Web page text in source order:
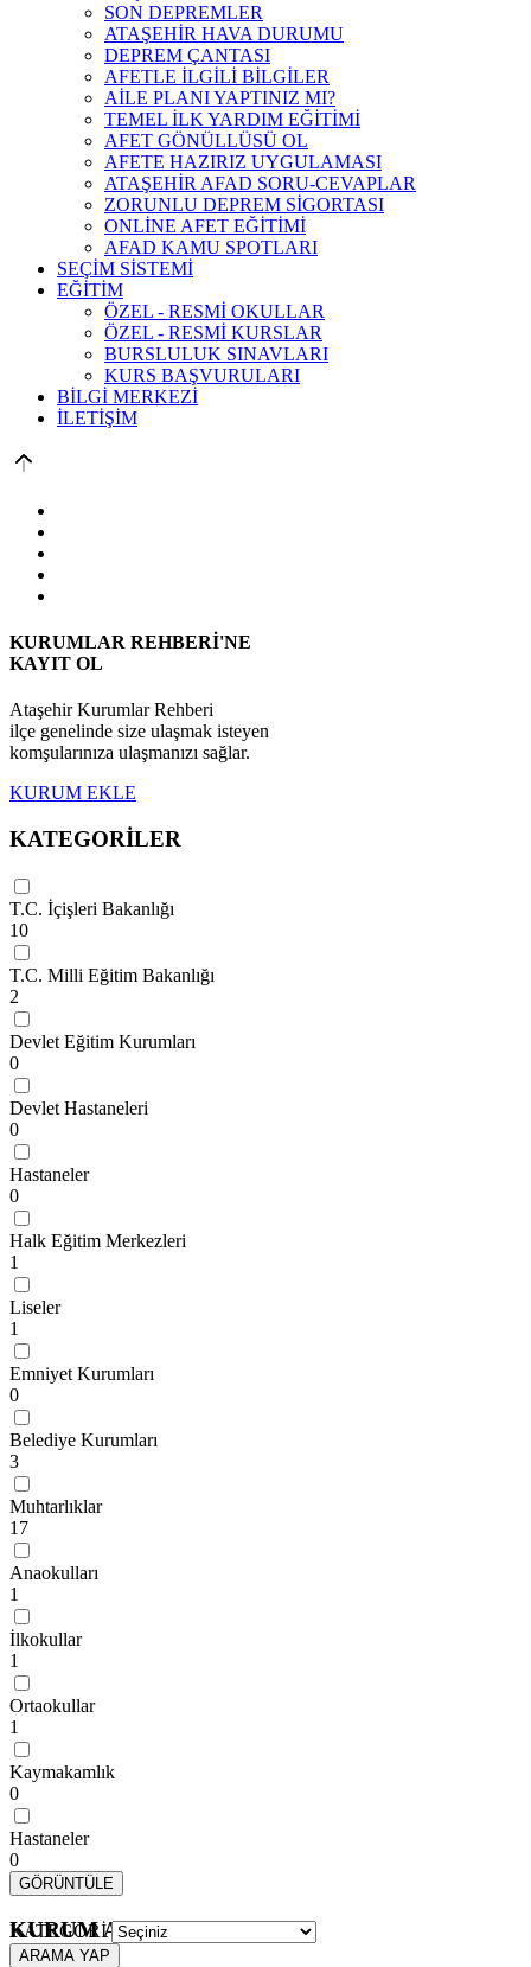
SON DEPREMLER
ATAŞEHİR HAVA DURUMU
DEPREM ÇANTASI
AFETLE İLGİLİ BİLGİLER
AİLE PLANI YAPTINIZ MI?
TEMEL İLK YARDIM EĞİTİMİ
AFET GÖNÜLLÜSÜ OL
AFETE HAZIRIZ UYGULAMASI
ATAŞEHİR AFAD SORU-CEVAPLAR
ZORUNLU DEPREM SİGORTASI
ONLİNE AFET EĞİTİMİ
AFAD KAMU SPOTLARI
SEÇİM SİSTEMİ
EĞİTİM
ÖZEL - RESMİ OKULLAR
ÖZEL - RESMİ KURSLAR
BURSLULUK SINAVLARI
KURS BAŞVURULARI
BİLGİ MERKEZİ
İLETİŞİM
KURUMLAR REHBERİ'NE
KAYIT OL
Ataşehir Kurumlar Rehberi
ilçe genelinde size ulaşmak isteyen
komşularınıza ulaşmanızı sağlar.
KURUM EKLE
KATEGORİLER
T.C. İçişleri Bakanlığı
10
T.C. Milli Eğitim Bakanlığı
2
Devlet Eğitim Kurumları
0
Devlet Hastaneleri
0
Hastaneler
0
Halk Eğitim Merkezleri
1
Liseler
1
Emniyet Kurumları
0
Belediye Kurumları
3
Muhtarlıklar
17
Anaokulları
1
İlkokullar
1
Ortaokullar
1
Kaymakamlık
0
Hastaneler
0
GÖRÜNTÜLE
KURUM ARAMA
KATEGORİ
ARAMA YAP